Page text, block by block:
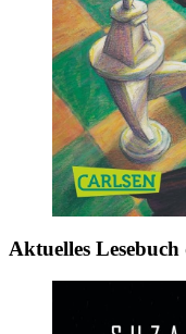
Aktuelles